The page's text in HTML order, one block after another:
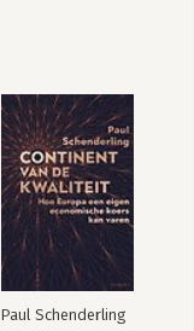
Paul Schenderling